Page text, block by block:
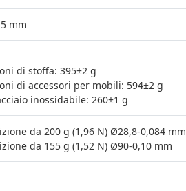
mm
di stoffa: 395±2 g
di accessori per mobili: 594±2 g
inossidabile: 260±1 g
da 200 g (1,96 N) Ø28,8-0,084 mm
da 155 g (1,52 N) Ø90-0,10 mm